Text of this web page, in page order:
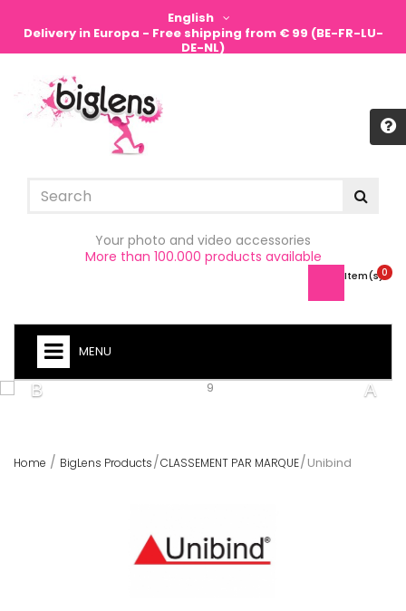
English
Delivery in Europa - Free shipping from € 99 (BE-FR-LU-
DE-NL)
Your photo and video accessories
More than 100.000 products available
0
Item(s) -
MENU
Home BigLens Products CLASSEMENT PAR MARQUE Unibind